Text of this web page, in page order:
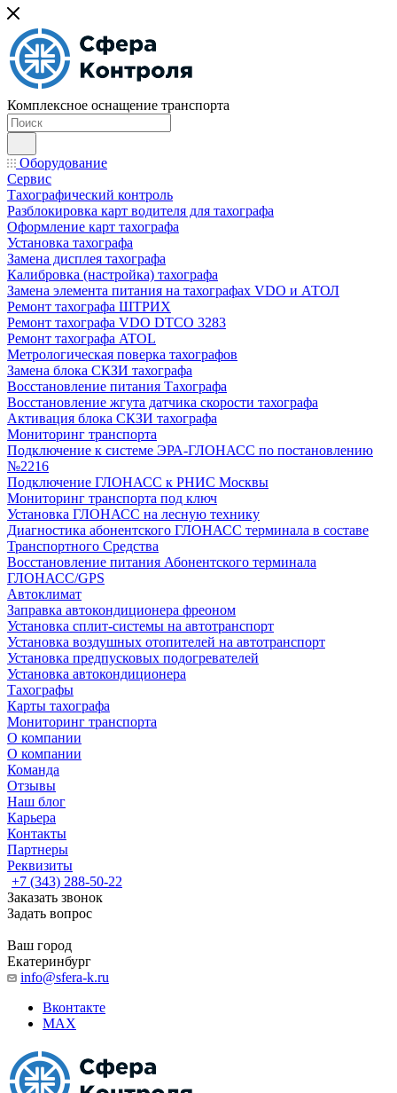
Комплексное оснащение транспорта
Оборудование
Сервис
Тахографический контроль
Разблокировка карт водителя для тахографа
Оформление карт тахографа
Установка тахографа
Замена дисплея тахографа
Калибровка (настройка) тахографа
Замена элемента питания на тахографах VDO и АТОЛ
Ремонт тахографа ШТРИХ
Ремонт тахографа VDO DTCO 3283
Ремонт тахографа ATOL
Метрологическая поверка тахографов
Замена блока СКЗИ тахографа
Восстановление питания Тахографа
Восстановление жгута датчика скорости тахографа
Активация блока СКЗИ тахографа
Мониторинг транспорта
Подключение к системе ЭРА-ГЛОНАСС по постановлению
№2216
Подключение ГЛОНАСС к РНИС Москвы
Мониторинг транспорта под ключ
Установка ГЛОНАСС на лесную технику
Диагностика абонентского ГЛОНАСС терминала в составе
Транспортного Средства
Восстановление питания Абонентского терминала
ГЛОНАСС/GPS
Автоклимат
Заправка автокондиционера фреоном
Установка сплит-системы на автотранспорт
Установка воздушных отопителей на автотранспорт
Установка предпусковых подогревателей
Установка автокондиционера
Тахографы
Карты тахографа
Мониторинг транспорта
О компании
О компании
Команда
Отзывы
Наш блог
Карьера
Контакты
Партнеры
Реквизиты
+7 (343) 288-50-22
Заказать звонок
Задать вопрос
Ваш город
Екатеринбург
info@sfera-k.ru
Вконтакте
MAX